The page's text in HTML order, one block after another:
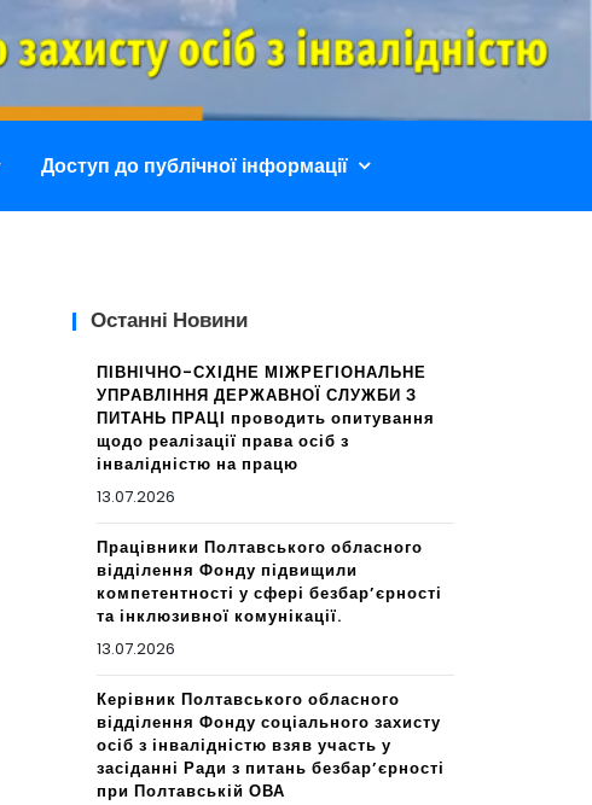
Відділення
Доступ до публічної інформації
Останні Новини
ПІВНІЧНО-СХІДНЕ МІЖРЕГІОНАЛЬНЕ
УПРАВЛІННЯ ДЕРЖАВНОЇ СЛУЖБИ З
ПИТАНЬ ПРАЦІ проводить опитування
щодо реалізації права осіб з
інвалідністю на працю
13.07.2026
Працівники Полтавського обласного
відділення Фонду підвищили
компетентності у сфері безбар’єрності
та інклюзивної комунікації.
13.07.2026
Керівник Полтавського обласного
відділення Фонду соціального захисту
осіб з інвалідністю взяв участь у
засіданні Ради з питань безбар’єрності
при Полтавській ОВА